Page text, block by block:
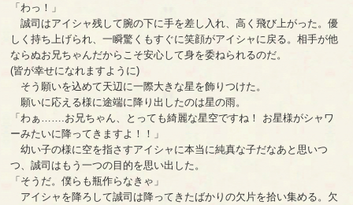
「わっ！」
誠司はアイシャ残して腕の下に手を差し入れ、高く飛び上がった。優
しく持ち上げられ、一瞬驚くもすぐに笑顔がアイシャに戻る。相手が他
ならぬお兄ちゃんだからこそ安心して身を委ねられるのだ。
(皆が幸せになれますように)
そう願いを込めて天辺に一際大きな星を飾りつけた。
願いに応える様に途端に降り出したのは星の雨。
「わぁ…….お兄ちゃん、とっても綺麗な星空ですね！ お星様がシャワ
ーみたいに降ってきますよ！！」
幼い子の様に空を指さすアイシャに本当に純真な子だなあと思いつ
つ、誠司はもう一つの目的を思い出した。
「そうだ。僕らも瓶作らなきゃ」
アイシャを降ろして誠司は降ってきたばかりの欠片を拾い集める。欠